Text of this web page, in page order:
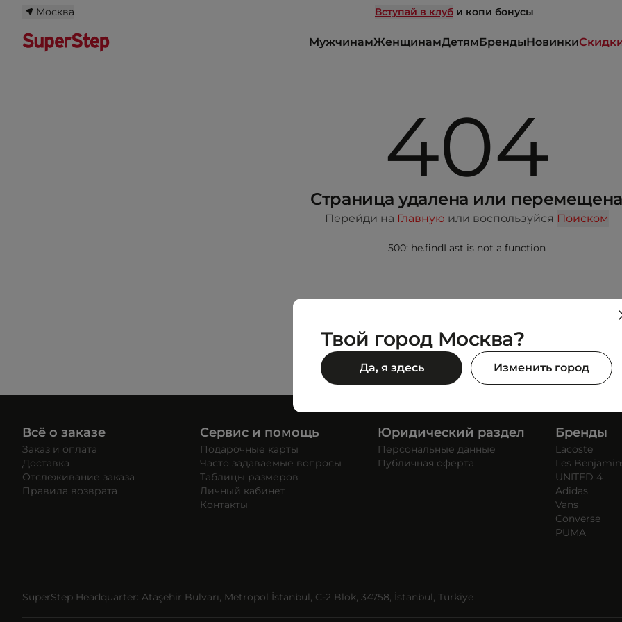
Москва Вступай в клуб и копи бонусы
МужчинамЖенщинамДетямБрендыНовинки
404
Страница удалена или перемещена
Перейди на Главную или воспользуйся Поиском
500: he.findLast is not a function
Всё о заказе
Заказ и оплата
Доставка
Отслеживание заказа
Правила возврата
Сервис и помощь
Подарочные карты
Часто задаваемые вопросы
Таблицы размеров
Личный кабинет
Контакты
Юридический раздел
Персональные данные
Публичная оферта
Бренды
Lacoste
Les
UNITED 4
Adidas
Vans
Converse
PUMA
SuperStep Headquarter: Ataşehir Bulvarı, Metropol İstanbul, C-2 Blok, 34758, İstanbul, Türkiye
Твой город Москва?
Да, я здесь Изменить город